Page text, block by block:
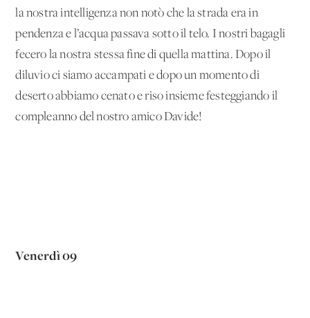
la nostra intelligenza non notò che la strada era in
pendenza e l’acqua passava sotto il telo. I nostri bagagli
fecero la nostra stessa fine di quella mattina. Dopo il
diluvio ci siamo accampati e dopo un momento di
deserto abbiamo cenato e riso insieme festeggiando il
compleanno del nostro amico Davide!
Venerdì 09